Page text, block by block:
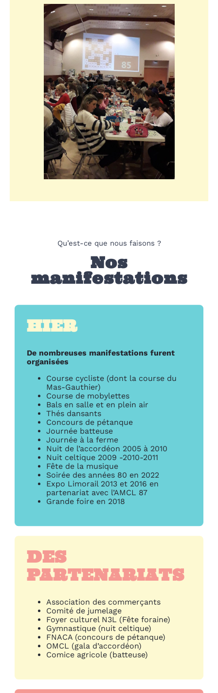
Qu’est-ce que nous faisons ?
Nos
manifestations
HIER
De nombreuses manifestations furent
organisées
Course cycliste (dont la course du
Mas-Gauthier)
Course de mobylettes
Bals en salle et en plein air
Thés dansants
Concours de pétanque
Journée batteuse
Journée à la ferme
Nuit de l’accordéon 2005 à 2010
Nuit celtique 2009 -2010-2011
Fête de la musique
Soirée des années 80 en 2022
Expo Limorail 2013 et 2016 en
partenariat avec l’AMCL 87
Grande foire en 2018
DES
PARTENARIATS
Association des commerçants
Comité de jumelage
Foyer culturel N3L (Fête foraine)
Gymnastique (nuit celtique)
FNACA (concours de pétanque)
OMCL (gala d’accordéon)
Comice agricole (batteuse)